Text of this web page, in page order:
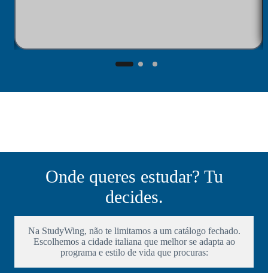
Onde queres estudar? Tu
decides.
Na StudyWing, não te limitamos a um catálogo fechado.
Escolhemos a cidade italiana que melhor se adapta ao
programa e estilo de vida que procuras: